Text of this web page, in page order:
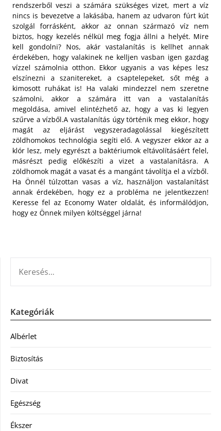
rendszerből veszi a számára szükséges vizet, mert a víz
nincs is bevezetve a lakásába, hanem az udvaron fúrt kút
szolgál forrásként, akkor az onnan származó víz nem
biztos, hogy kezelés nélkül meg fogja állni a helyét. Mire
kell gondolni? Nos, akár vastalanítás is kellhet annak
érdekében, hogy valakinek ne kelljen vasban igen gazdag
vízzel számolnia otthon. Ekkor ugyanis a vas képes lesz
elszínezni a szanitereket, a csaptelepeket, sőt még a
kimosott ruhákat is! Ha valaki mindezzel nem szeretne
számolni, akkor a számára itt van a vastalanítás
megoldása, amivel elintézhető az, hogy a vas ki legyen
szűrve a vízből.A vastalanítás úgy történik meg ekkor, hogy
magát az eljárást vegyszeradagolással kiegészített
zöldhomokos technológia segíti elő. A vegyszer ekkor az a
klór lesz, mely egyrészt a baktériumok eltávolításáért felel,
másrészt pedig előkészíti a vizet a vastalanításra. A
zöldhomok magát a vasat és a mangánt távolítja el a vízből.
Ha Önnél túlzottan vasas a víz, használjon vastalanítást
annak érdekében, hogy ez a probléma ne jelentkezzen!
Keresse fel az Economy Water oldalát, és informálódjon,
hogy ez Önnek milyen költséggel járna!
Kategóriák
Albérlet
Biztosítás
Divat
Egészség
Ékszer